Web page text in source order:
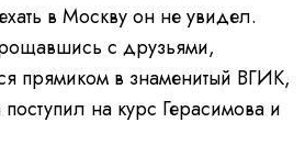
в Москву он не увидел.
с друзьями,
прямиком в знаменитый ВГИК,
на курс Герасимова и